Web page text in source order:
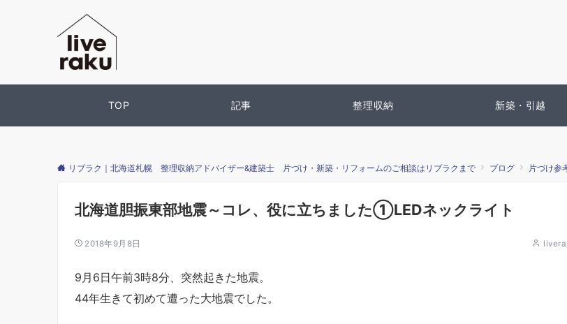
TOP 記事 整理収納 新築・引越
リブラク｜北海道札幌 整理収納アドバイザー&建築士 片づけ・新築・リフォームのご相談はリブラクまで ブログ 片づけ参
北海道胆振東部地震～コレ、役に立ちました①LEDネックライト
2018年9月8日
9月6日午前3時8分、突然起きた地震。
44年生きて初めて遭った大地震でした。